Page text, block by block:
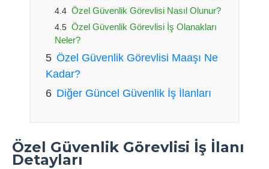
Özel Güvenlik Görevlisi Nasıl Olunur?
Özel Güvenlik Görevlisi İş Olanakları
Neler?
Özel Güvenlik Görevlisi Maaşı Ne
Kadar?
Diğer Güncel Güvenlik İş İlanları
Özel Güvenlik Görevlisi İş İlanı
Detayları